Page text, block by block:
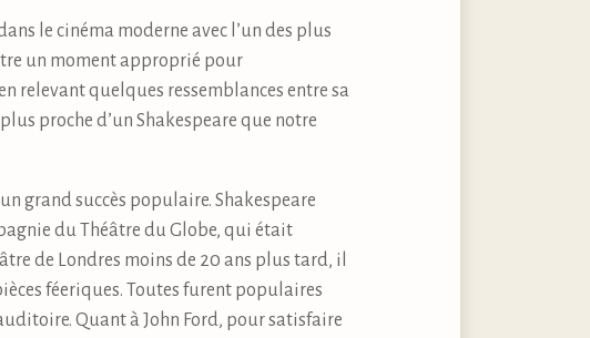
le cinéma moderne avec l’un des plus
un moment approprié pour
relevant quelques ressemblances entre sa
proche d’un Shakespeare que notre
grand succès populaire. Shakespeare
du Théâtre du Globe, qui était
de Londres moins de 20 ans plus tard, il
féeriques. Toutes furent populaires
Quant à John Ford, pour satisfaire